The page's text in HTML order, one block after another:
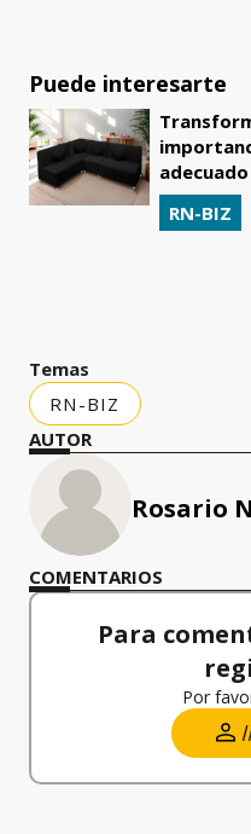
Puede interesarte
RN-BIZ
Temas
RN-BIZ
AUTOR
Rosario
COMENTARIOS
Para
Por